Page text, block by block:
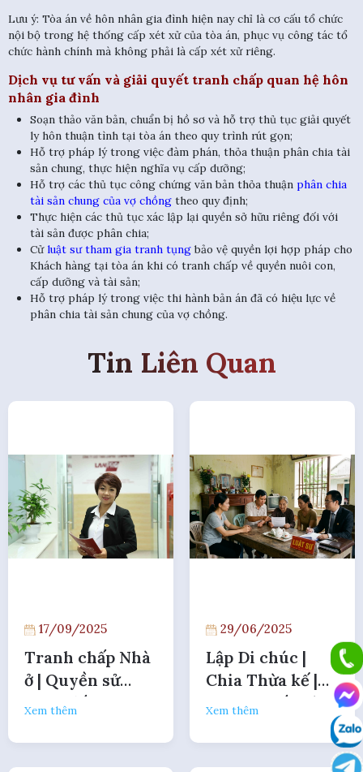
Lưu ý: Tòa án về hôn nhân gia đình hiện nay chỉ là cơ cấu tổ chức
nội bộ trong hệ thống cấp xét xử của tòa án, phục vụ công tác tổ
chức hành chính mà không phải là cấp xét xử riêng.
Dịch vụ tư vấn và giải quyết tranh chấp quan hệ hôn
nhân gia đình
Soạn thảo văn bản, chuẩn bị hồ sơ và hỗ trợ thủ tục giải quyết
ly hôn thuận tình tại tòa án theo quy trình rút gọn;
Hỗ trợ pháp lý trong việc đàm phán, thỏa thuận phân chia tài
sản chung, thực hiện nghĩa vụ cấp dưỡng;
Hỗ trợ các thủ tục công chứng văn bản thỏa thuận phân chia
tài sản chung của vợ chồngtheo quy định;
Thực hiện các thủ tục xác lập lại quyền sở hữu riêng đối với
tài sản được phân chia;
Cửluật sư tham gia tranh tụngbảo vệ quyền lợi hợp pháp cho
Khách hàng tại tòa án khi có tranh chấp về quyền nuôi con,
cấp dưỡng và tài sản;
Hỗ trợ pháp lý trong việc thi hành bản án đã có hiệu lực về
phân chia tài sản chung của vợ chồng.
Tin Liên Quan
17/09/2025
Tranh chấp Nhà
ở | Quyền sử
dụng đất
Xem thêm
29/06/2025
Lập Di chúc |
Chia Thừa kế |
Tranh chấp Tài
Xem thêm